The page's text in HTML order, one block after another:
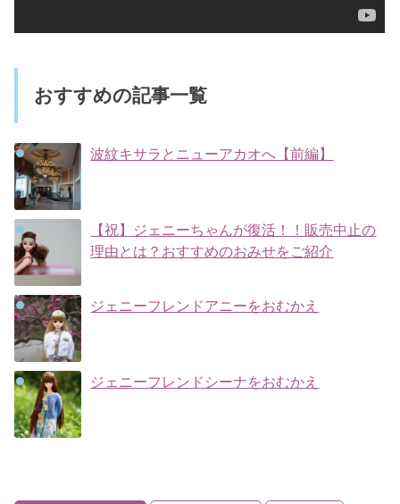
おすすめの記事一覧
波紋キサラとニューアカオへ【前編】
【祝】ジェニーちゃんが復活！！販売中止の
理由とは？おすすめのおみせをご紹介
ジェニーフレンドアニーをおむかえ
ジェニーフレンドシーナをおむかえ